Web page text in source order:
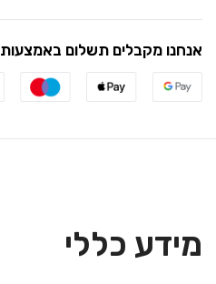
אנחנו מקבלים תשלום באמצעות
מידע כללי